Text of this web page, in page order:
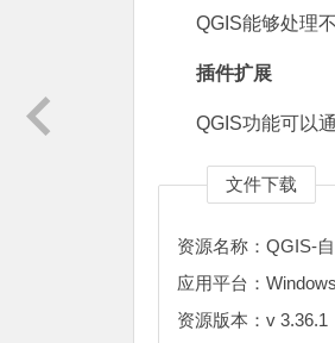
QGIS能够处理
插件扩展
QGIS功能可以
文件下载
资源名称：QGIS-
应用平台：Windows
资源版本：v 3.36.1